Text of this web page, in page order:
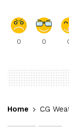
0 0
Home CG